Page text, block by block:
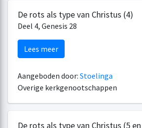
De rots als type van Christus (4)
Deel 4, Genesis 28
Lees meer
Aangeboden door: Stoelinga
Overige kerkgenootschappen
De rots als type van Christus (5